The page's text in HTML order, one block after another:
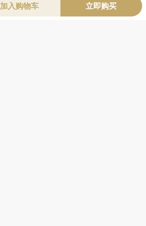
加入购物车 立即购买